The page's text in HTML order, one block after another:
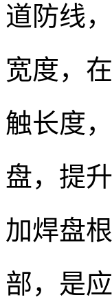
道防线
宽度，
触长度
盘，提
加焊盘
部，是